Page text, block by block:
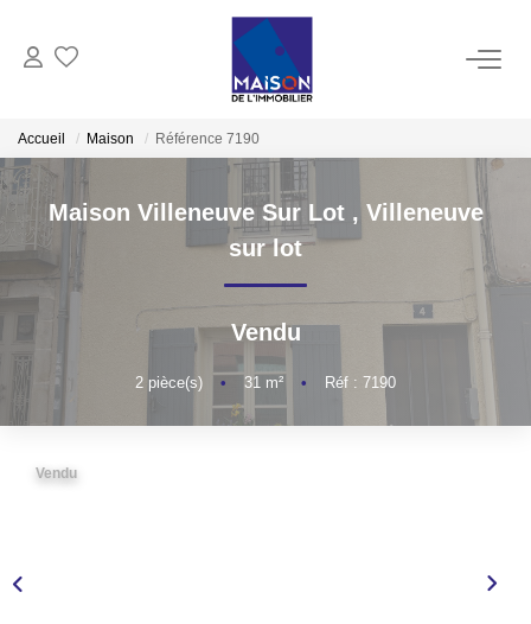
LOCATION
GESTION
ESTIMATION
Estimer Vendre
Estimation En Ligne Gratuite
Accueil Maison Référence 7190
Maison Villeneuve Sur Lot , Villeneuve
sur lot
Vendu
2 pièce(s) • 31 m² • Réf : 7190
Vendu